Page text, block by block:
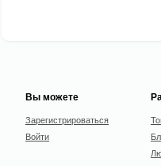
Вы можете
Зарегистрироваться
Войти